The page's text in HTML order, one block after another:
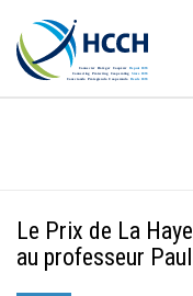
Le Prix de La
au professeur